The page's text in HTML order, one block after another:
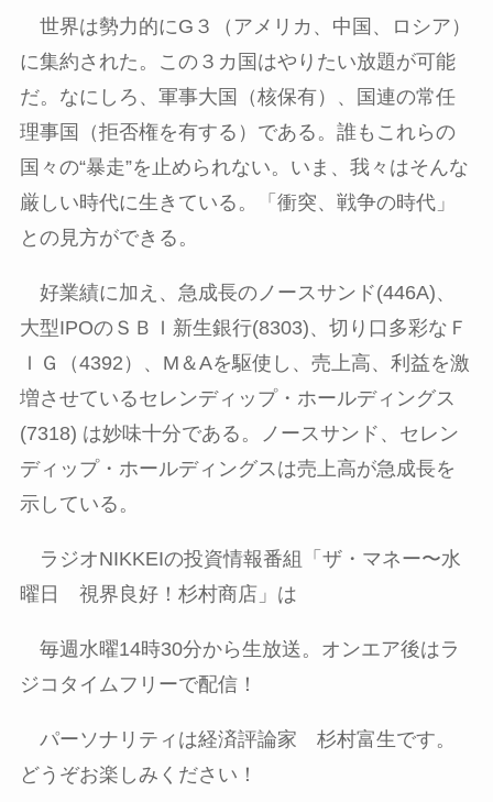
世界は勢力的にG ３（アメリカ、中国、ロシア）
に集約された。この３カ国はやりたい放題が可能
だ。なにしろ、軍事大国（核保有）、国連の常任
理事国（拒否権を有する）である。誰もこれらの
国々の“暴走”を止められない。いま、我々はそんな
厳しい時代に生きている。「衝突、戦争の時代」
との見方ができる。
好業績に加え、急成長のノースサンド(446A)、
大型IPOのＳＢＩ新生銀行(8303)、切り口多彩なＦ
ＩＧ（4392 ）、 M ＆Aを駆使し、売上高、利益を激
増させているセレンディップ・ホールディングス
(7318) は妙味十分である。ノースサンド、セレン
ディップ・ホールディングスは売上高が急成長を
示している。
ラジオNIKKEIの投資情報番組「ザ・マネー〜水
曜日 視界良好！杉村商店」は
毎週水曜14時30分から生放送。オンエア後はラ
ジコタイムフリーで配信！
パーソナリティは経済評論家 杉村富生です。
どうぞお楽しみください！